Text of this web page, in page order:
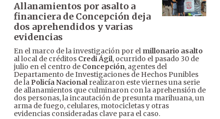
Allanamientos por asalto a
financiera de Concepción deja
dos aprehendidos y varias
evidencias
En el marco de la investigación por el millonario asalto
al local de créditos Credi Ágil, ocurrido el pasado 30 de
julio en el centro de Concepción, agentes del
Departamento de Investigaciones de Hechos Punibles
de la Policía Nacionalrealizaron este viernes una serie
de allanamientos que culminaron con la aprehensión de
dos personas, la incautación de presunta marihuana, un
arma de fuego, celulares, motocicletas y otras
evidencias consideradas clave para el caso.